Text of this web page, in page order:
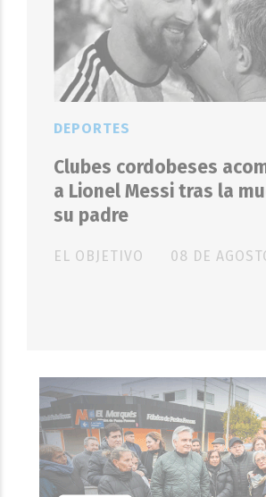
Clubes cordobeses
a Lionel Messi tras la
su padre
EL OBJETIVO
DEPORTES
08 DE